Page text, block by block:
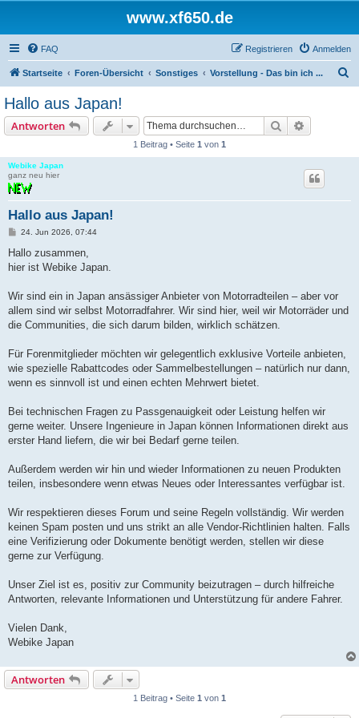
www.xf650.de
FAQ Anmelden
Registrieren
Startseite Foren-Übersicht Sonstiges Vorstellung - Das bin ich ...
Hallo aus Japan!
Antworten Suche
1 Beitrag • Seite 1 von 1
Webike Japan
ganz neu hier
Hallo aus Japan!
B
i
r
24. Jun 2026, 07:44
Hallo zusammen,
hier ist Webike Japan.
Wir sind ein in Japan ansässiger Anbieter von Motorradteilen – aber vor
allem sind wir selbst Motorradfahrer. Wir sind hier, weil wir Motorräder und
die Communities, die sich darum bilden, wirklich schätzen.
Für Forenmitglieder möchten wir gelegentlich exklusive Vorteile anbieten,
wie spezielle Rabattcodes oder Sammelbestellungen – natürlich nur dann,
wenn es sinnvoll ist und einen echten Mehrwert bietet.
Bei technischen Fragen zu Passgenauigkeit oder Leistung helfen wir
gerne weiter. Unsere Ingenieure in Japan können Informationen direkt aus
erster Hand liefern, die wir bei Bedarf gerne teilen.
Außerdem werden wir hin und wieder Informationen zu neuen Produkten
teilen, insbesondere wenn etwas Neues oder Interessantes verfügbar ist.
Wir respektieren dieses Forum und seine Regeln vollständig. Wir werden
keinen Spam posten und uns strikt an alle Vendor-Richtlinien halten. Falls
eine Verifizierung oder Dokumente benötigt werden, stellen wir diese
gerne zur Verfügung.
Unser Ziel ist es, positiv zur Community beizutragen – durch hilfreiche
Antworten, relevante Informationen und Unterstützung für andere Fahrer.
Vielen Dank,
Webike Japan
Antworten
1 Beitrag • Seite 1 von 1